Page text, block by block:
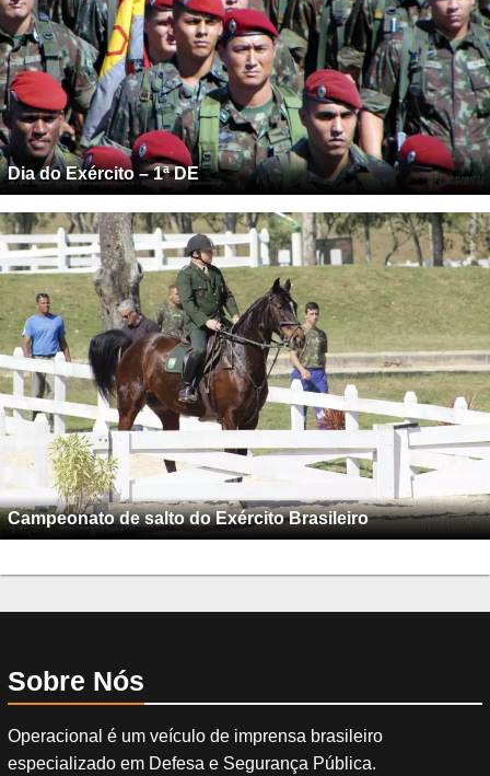
Dia do Exército – 1ª DE
Campeonato de salto do Exército Brasileiro
Sobre Nós
Operacional é um veículo de imprensa brasileiro
especializado em Defesa e Segurança Pública.